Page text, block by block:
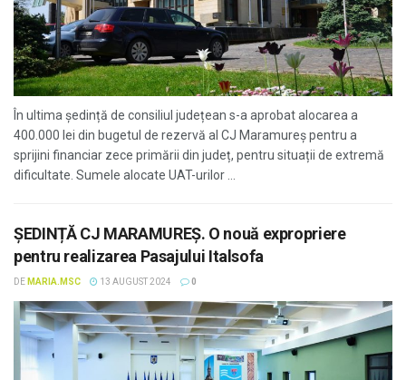
În ultima ședință de consiliul județean s-a aprobat alocarea a
400.000 lei din bugetul de rezervă al CJ Maramureș pentru a
sprijini financiar zece primării din județ, pentru situații de extremă
dificultate. Sumele alocate UAT-urilor ...
ȘEDINȚĂ CJ MARAMUREȘ. O nouă expropriere
pentru realizarea Pasajului Italsofa
DE MARIA.MSC 13 AUGUST 2024 0